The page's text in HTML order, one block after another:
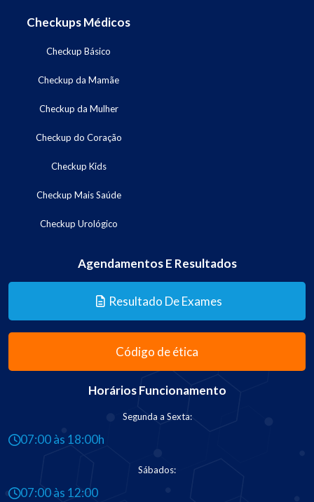
Checkups Médicos
Checkup Básico
Checkup da Mamãe
Checkup da Mulher
Checkup do Coração
Checkup Kids
Checkup Mais Saúde
Checkup Urológico
Agendamentos E Resultados
Resultado De Exames
Código de ética
Horários Funcionamento
Segunda a Sexta:
07:00 às 18:00h
Sábados:
07:00 às 12:00